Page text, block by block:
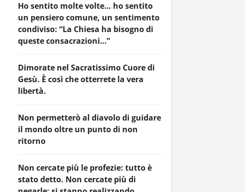
Ho sentito molte volte… ho sentito
un pensiero comune, un sentimento
condiviso: “La Chiesa ha bisogno di
queste consacrazioni…”
Dimorate nel Sacratissimo Cuore di
Gesù. È così che otterrete la vera
libertà.
Non permetterò al diavolo di guidare
il mondo oltre un punto di non
ritorno
Non cercate più le profezie: tutto è
stato detto. Non cercate più di